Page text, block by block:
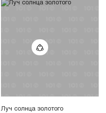
Луч солнца золотого